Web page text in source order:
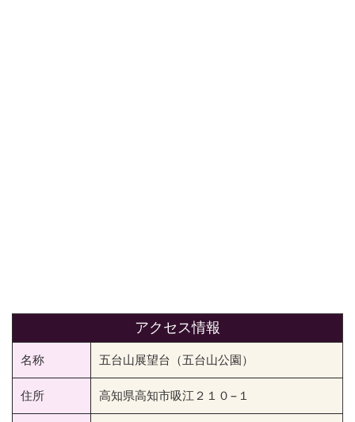
アクセス情報
名称 五台山展望台（五台山公園）
住所 高知県高知市吸江２１０−１